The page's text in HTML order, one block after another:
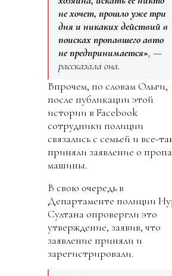
не хочет, прошло уже три
дня и никаких действий в
поисках пропавшего авто
не предпринимается», —
рассказала она.
Впрочем, по словам Ольги,
после публикации этой
истории в Facebook
сотрудники полиции
связались с семьей и все-
приняли заявление о
машины.
В свою очередь в
Департаменте полиции
Султана опровергли это
утверждение, заявив, что
заявление приняли и
зарегистрировали.